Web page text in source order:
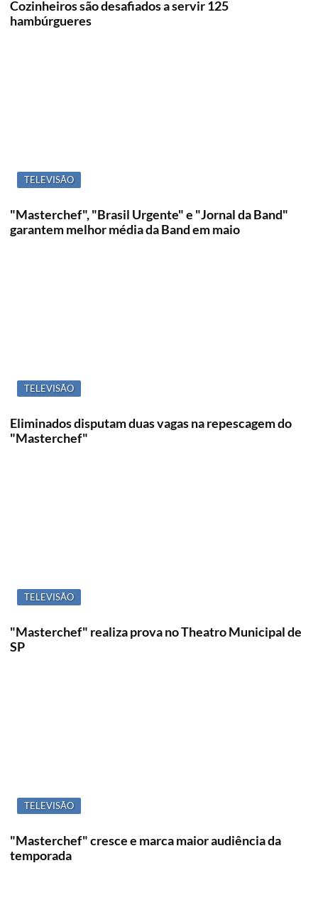
Cozinheiros são desafiados a servir 125
hambúrgueres
TELEVISÃO
"Masterchef", "Brasil Urgente" e "Jornal da Band"
garantem melhor média da Band em maio
TELEVISÃO
Eliminados disputam duas vagas na repescagem do
"Masterchef"
TELEVISÃO
"Masterchef" realiza prova no Theatro Municipal de
SP
TELEVISÃO
"Masterchef" cresce e marca maior audiência da
temporada